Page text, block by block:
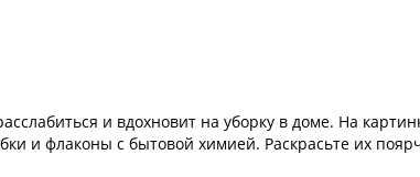
и вдохновит на уборку в доме. На
и флаконы с бытовой химией. Раскрасьте их